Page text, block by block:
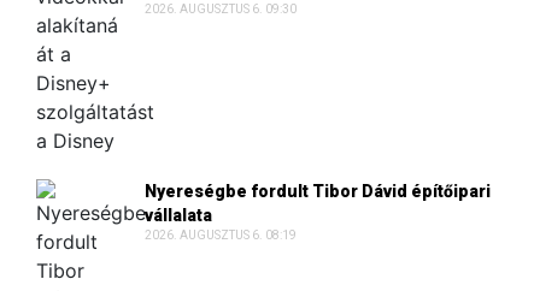
2026. AUGUSZTUS 6. 09:30
Nyereségbe fordult Tibor Dávid építőipari
vállalata
2026. AUGUSZTUS 6. 08:19